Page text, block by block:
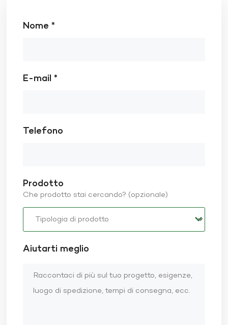
Nome *
E-mail *
Telefono
Prodotto
Che prodotto stai cercando? (opzionale)
Aiutarti meglio